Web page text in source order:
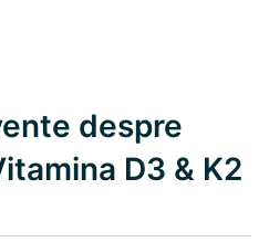
despre
D3 & K2